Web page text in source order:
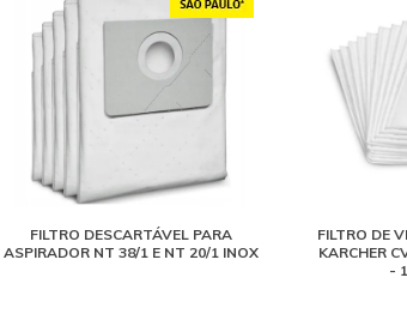
FILTRO DESCARTÁVEL PARA
ASPIRADOR NT 38/1 E NT 20/1 INOX
FILTRO DE
KARCHER
-